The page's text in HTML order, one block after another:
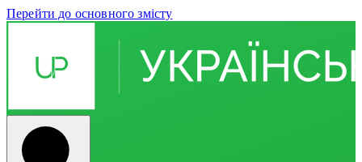
Перейти до основного змісту